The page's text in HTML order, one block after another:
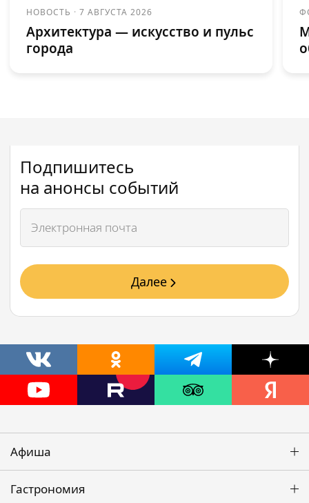
НОВОСТЬ ·7 АВГУСТА 2026
Архитектура — искусство и пульс
города
Подпишитесь
на анонсы событий
Далее
Афиша
Гастрономия